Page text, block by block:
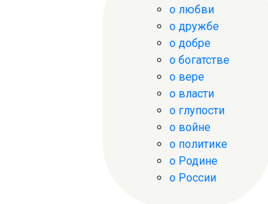
о любви
о дружбе
о добре
о богатстве
о вере
о власти
о глупости
о войне
о политике
о Родине
о России